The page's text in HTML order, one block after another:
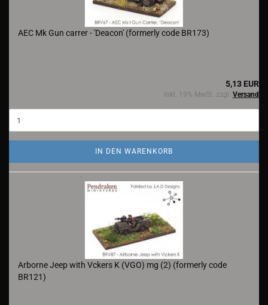
AEC Mk Gun carrer - 'Deacon' (formerly code BR173)
5,13 EUR
inkl. 19% MwSt. zzgl. Versand
IN DEN WARENKORB
Arborne Jeep with Vckers K (VGO) mg (2) (formerly code
BR121)